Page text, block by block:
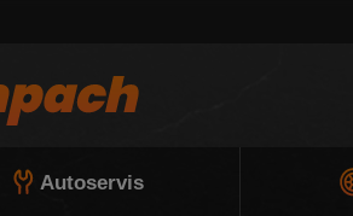
Autoservis